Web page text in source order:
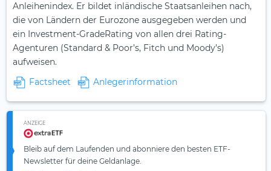
Anleihenindex. Er bildet inländische Staatsanleihen nach,
die von Ländern der Eurozone ausgegeben werden und
ein Investment-GradeRating von allen drei Rating-
Agenturen (Standard & Poor’s, Fitch und Moody’s)
aufweisen.
Factsheet
Anlegerinformation
ANZEIGE
Bleib auf dem Laufenden und abonniere den besten ETF-
Newsletter für deine Geldanlage.